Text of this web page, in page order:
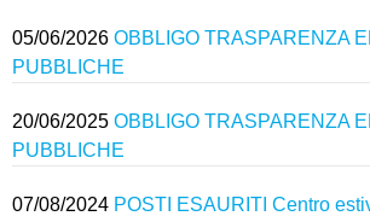
05/06/2026 OBBLIGO TRASPARENZA
PUBBLICHE
20/06/2025 OBBLIGO TRASPARENZA
PUBBLICHE
07/08/2024 POSTI ESAURITI Centro